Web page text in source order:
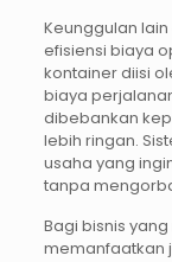
Keunggulan
efisiensi biaya
kontainer diisi
biaya
dibebankan
lebih ringan.
usaha yang
tanpa
Bagi bisnis
memanfaatkan